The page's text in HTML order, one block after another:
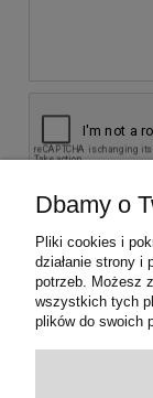
KONTAKT Z NAMI
INFORMACJE
Dbamy o
Pliki cookies i
działanie strony i
potrzeb. Możesz
wszystkich tych
plików do swoich